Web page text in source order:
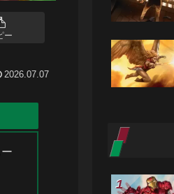
ー
2026.07.07